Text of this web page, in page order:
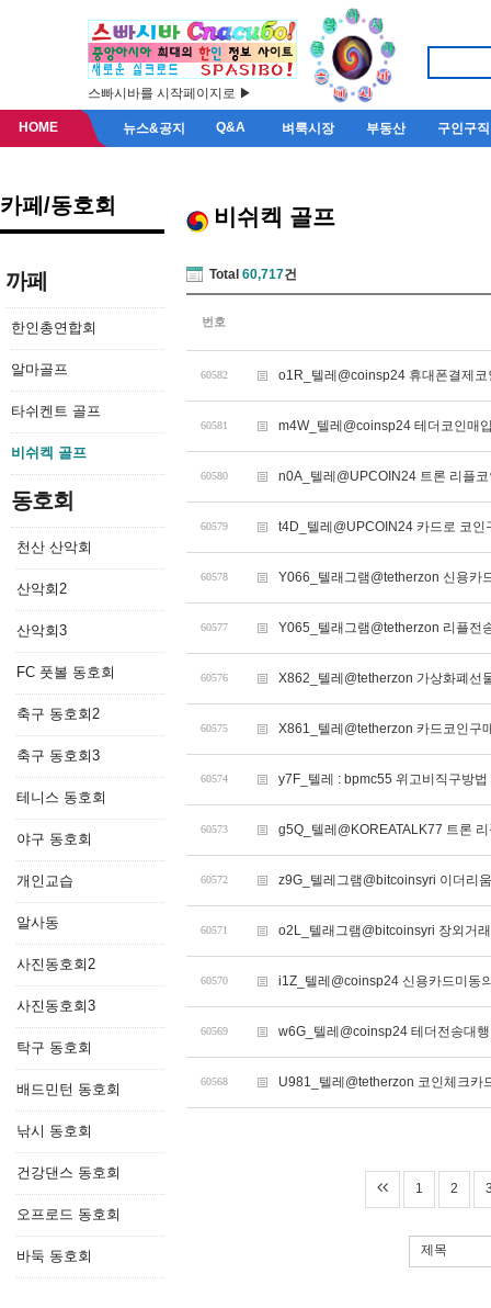
스빠시바를 시작페이지로 ▶
HOME 뉴스&공지 Q&A 벼룩시장 부동산 구인구직
카페/동호회
까페
한인총연합회
알마골프
타쉬켄트 골프
비쉬켁 골프
동호회
천산 산악회
산악회2
산악회3
FC 풋볼 동호회
축구 동호회2
축구 동호회3
테니스 동호회
야구 동호회
개인교습
알사동
사진동호회2
사진동호회3
탁구 동호회
배드민턴 동호회
낚시 동호회
건강댄스 동호회
오프로드 동호회
바둑 동호회
비쉬켁 골프
Total 60,717건
번호
60582 o1R_텔레@coinsp24 휴대폰결제
60581 m4W_텔레@coinsp24 테더코인매
60580 n0A_텔레@UPCOIN24 트론 리플
60579 t4D_텔레@UPCOIN24 카드로 코
60578 Y066_텔래그램@tetherzon 신용카
60577 Y065_텔래그램@tetherzon 리플전
60576 X862_텔레@tetherzon 가상화폐선
60575 X861_텔레@tetherzon 카드코인구
60574 y7F_텔레 : bpmc55 위고비직구방
60573 g5Q_텔레@KOREATALK77 트론
60572 z9G_텔레그램@bitcoinsyri 이더리
60571 o2L_텔래그램@bitcoinsyri 장외거
60570 i1Z_텔레@coinsp24 신용카드미동
60569 w6G_텔레@coinsp24 테더전송대
60568 U981_텔레@tetherzon 코인체크카
1 2
제목